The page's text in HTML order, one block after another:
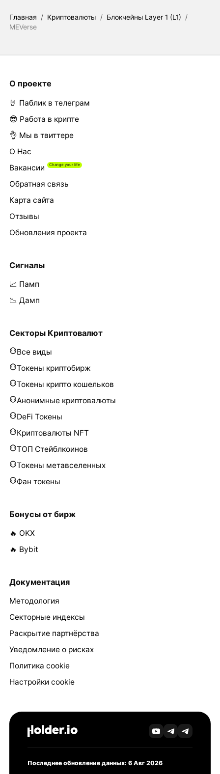
Главная / Криптовалюты / Блокчейны Layer 1 (L1) /
MEVerse
О проекте
🤘 Паблик в телеграм
😎 Работа в крипте
👌 Мы в твиттере
О Нас
Вакансии
Обратная связь
Карта сайта
Отзывы
Обновления проекта
Сигналы
📈 Памп
📉 Дамп
Секторы Криптовалют
Все виды
Токены криптобирж
Токены крипто кошельков
Анонимные криптовалюты
DeFi Токены
Криптовалюты NFT
ТОП Стейблкоинов
Токены метавселенных
Фан токены
Бонусы от бирж
🔥 OKX
🔥 Bybit
Документация
Методология
Секторные индексы
Раскрытие партнёрства
Уведомление о рисках
Политика cookie
Настройки cookie
Последнее обновление данных: 6 Авг 2026